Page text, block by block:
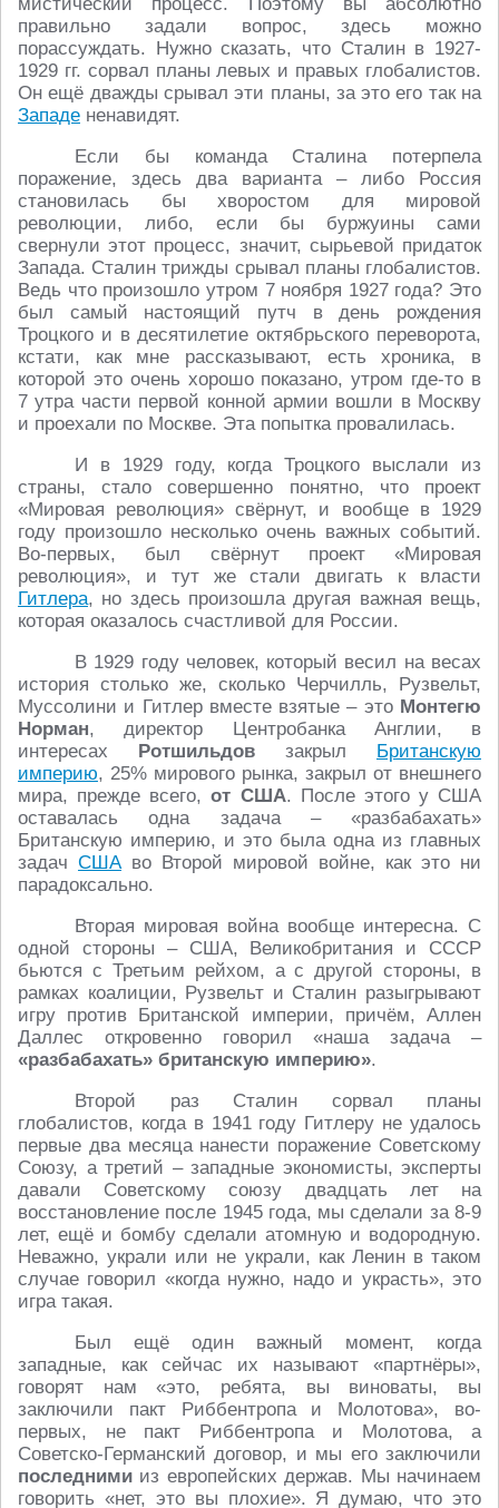
правильно задали вопрос, здесь можно
порассуждать. Нужно сказать, что Сталин в 1927-
1929 гг. сорвал планы левых и правых глобалистов.
Он ещё дважды срывал эти планы, за это его так на
Западе ненавидят.
Если бы команда Сталина потерпела
поражение, здесь два варианта – либо Россия
становилась бы хворостом для мировой
революции, либо, если бы буржуины сами
свернули этот процесс, значит, сырьевой придаток
Запада. Сталин трижды срывал планы глобалистов.
Ведь что произошло утром 7 ноября 1927 года? Это
был самый настоящий путч в день рождения
Троцкого и в десятилетие октябрьского переворота,
кстати, как мне рассказывают, есть хроника, в
которой это очень хорошо показано, утром где-то в
7 утра части первой конной армии вошли в Москву
и проехали по Москве. Эта попытка провалилась.
И в 1929 году, когда Троцкого выслали из
страны, стало совершенно понятно, что проект
«Мировая революция» свёрнут, и вообще в 1929
году произошло несколько очень важных событий.
Во-первых, был свёрнут проект «Мировая
революция», и тут же стали двигать к власти
Гитлера, но здесь произошла другая важная вещь,
которая оказалось счастливой для России.
В 1929 году человек, который весил на весах
история столько же, сколько Черчилль, Рузвельт,
Муссолини и Гитлер вместе взятые – это Монтегю
Норман, директор Центробанка Англии, в
интересах Ротшильдов закрыл Британскую
империю, 25% мирового рынка, закрыл от внешнего
мира, прежде всего,от США. После этого у США
оставалась одна задача – «разбабахать»
Британскую империю, и это была одна из главных
задач СШАво Второй мировой войне, как это ни
парадоксально.
Вторая мировая война вообще интересна. С
одной стороны – США, Великобритания и СССР
бьются с Третьим рейхом, а с другой стороны, в
рамках коалиции, Рузвельт и Сталин разыгрывают
игру против Британской империи, причём, Аллен
Даллес откровенно говорил «наша задача –
«разбабахать» британскую империю».
Второй раз Сталин сорвал планы
глобалистов, когда в 1941 году Гитлеру не удалось
первые два месяца нанести поражение Советскому
Союзу, а третий – западные экономисты, эксперты
давали Советскому союзу двадцать лет на
восстановление после 1945 года, мы сделали за 8-9
лет, ещё и бомбу сделали атомную и водородную.
Неважно, украли или не украли, как Ленин в таком
случае говорил «когда нужно, надо и украсть», это
игра такая.
Был ещё один важный момент, когда
западные, как сейчас их называют «партнёры»,
говорят нам «это, ребята, вы виноваты, вы
заключили пакт Риббентропа и Молотова», во-
первых, не пакт Риббентропа и Молотова, а
Советско-Германский договор, и мы его заключили
последними из европейских держав. Мы начинаем
говорить «нет, это вы плохие». Я думаю, что это